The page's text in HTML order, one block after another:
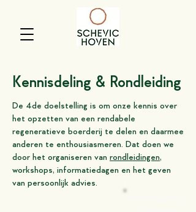
Kennisdeling & Rondleiding
De 4de doelstelling is om onze kennis over
het opzetten van een rendabele
regeneratieve boerderij te delen en daarmee
anderen te enthousiasmeren. Dat doen we
door het organiseren van rondleidingen,
workshops, informatiedagen en het geven
van persoonlijk advies.